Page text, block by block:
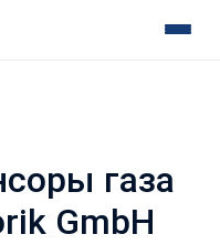
газа
GmbH